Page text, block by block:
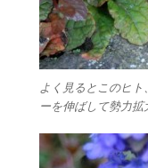
よく見るとこのヒ
ーを伸ばして勢力拡